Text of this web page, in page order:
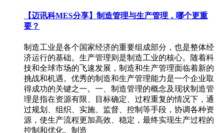
【迈讯科MES分享】制造管理与生产管理，哪个更重
要？
制造工业是各个国家经济的重要组成部分，也是整体经
济运行的基础。生产管理则是制造工业的核心。随着科
技和全球市场的飞速发展，制造和生产管理面临着新的
挑战和机遇。优秀的制造和生产管理能力是一个企业取
得成功的关键之一。一、制造管理的概念及现状制造管
理是指在资源有限、目标确定、过程重复的情况下，通
过规划、组织、实施、监督、控制等手段，协调各种资
源，使生产流程更加高效、稳定，最终实现生产过程的
控制和优化。制造